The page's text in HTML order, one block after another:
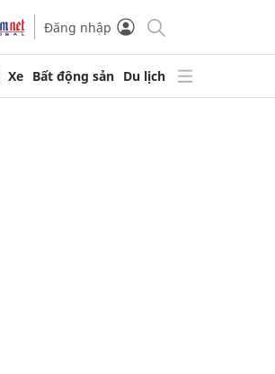
Đăng nhập
Xe Bất động sản Du lịch